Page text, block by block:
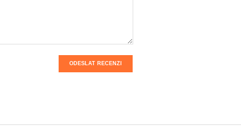
ODESLAT RECENZI